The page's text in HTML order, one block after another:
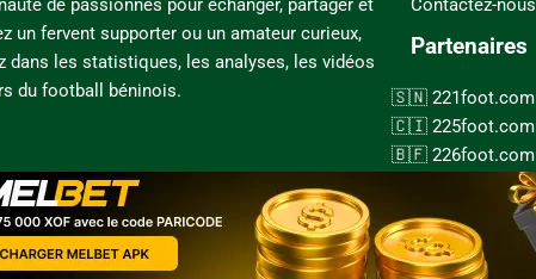
de passionnés pour échanger, partager et
un fervent supporter ou un amateur curieux,
dans les statistiques, les analyses, les vidéos
du football béninois.
Contactez-nous
Partenaires
221foot.com
225foot.com
226foot.com
228foot.com
237foot.com
243foot.com